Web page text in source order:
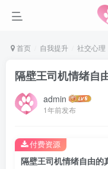
首页 自我提升 社交心理
隔壁王司机情绪自
admin
1年前发布
隔壁王司机情绪自由的
付费资源